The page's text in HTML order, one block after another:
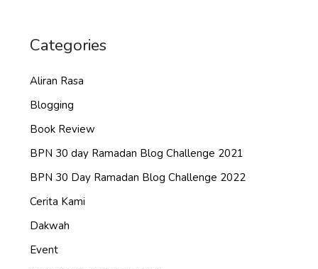
Categories
Aliran Rasa
Blogging
Book Review
BPN 30 day Ramadan Blog Challenge 2021
BPN 30 Day Ramadan Blog Challenge 2022
Cerita Kami
Dakwah
Event